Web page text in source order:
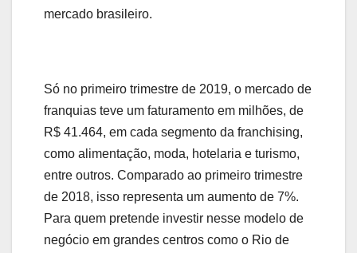
mercado brasileiro.
Só no primeiro trimestre de 2019, o mercado de
franquias teve um faturamento em milhões, de
R$ 41.464, em cada segmento da franchising,
como alimentação, moda, hotelaria e turismo,
entre outros. Comparado ao primeiro trimestre
de 2018, isso representa um aumento de 7%.
Para quem pretende investir nesse modelo de
negócio em grandes centros como o Rio de